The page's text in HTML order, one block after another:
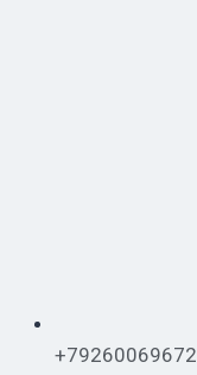
+79260069672